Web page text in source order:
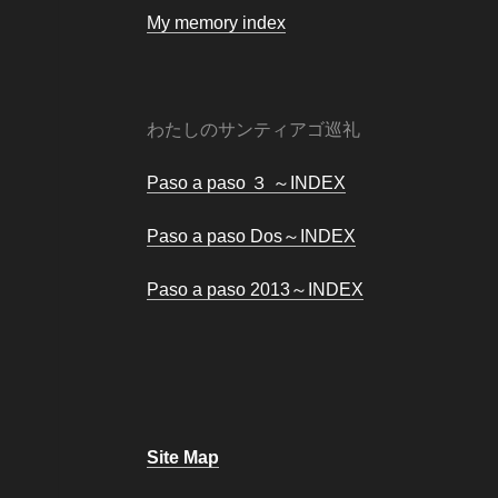
My memory index
わたしのサンティアゴ巡礼
Paso a paso ３ ～INDEX
Paso a paso Dos～INDEX
Paso a paso 2013～INDEX
Site Map